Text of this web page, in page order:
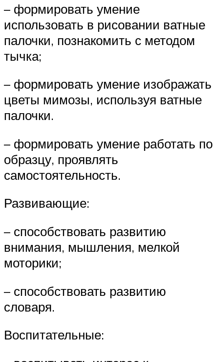
– формировать умение
использовать в рисовании ватные
палочки, познакомить с методом
тычка;
– формировать умение изображать
цветы мимозы, используя ватные
палочки.
– формировать умение работать по
образцу, проявлять
самостоятельность.
Развивающие:
– способствовать развитию
внимания, мышления, мелкой
моторики;
– способствовать развитию
словаря.
Воспитательные: